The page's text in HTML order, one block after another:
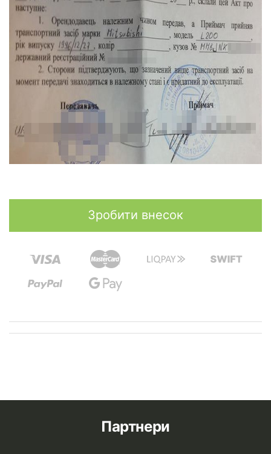
Партнери